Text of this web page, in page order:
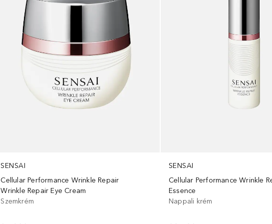
SENSAI
Cellular Performance Wrinkle Repair
Wrinkle Repair Eye Cream
Szemkrém
SENSAI
Cellular Performance Wrinkle
Essence
Nappali krém